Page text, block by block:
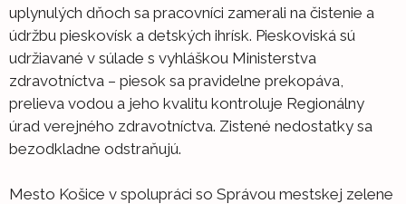
uplynulých dňoch sa pracovníci zamerali na čistenie a
údržbu pieskovísk a detských ihrísk. Pieskoviská sú
udržiavané v súlade s vyhláškou Ministerstva
zdravotníctva – piesok sa pravidelne prekopáva,
prelieva vodou a jeho kvalitu kontroluje Regionálny
úrad verejného zdravotníctva. Zistené nedostatky sa
bezodkladne odstraňujú.
Mesto Košice v spolupráci so Správou mestskej zelene